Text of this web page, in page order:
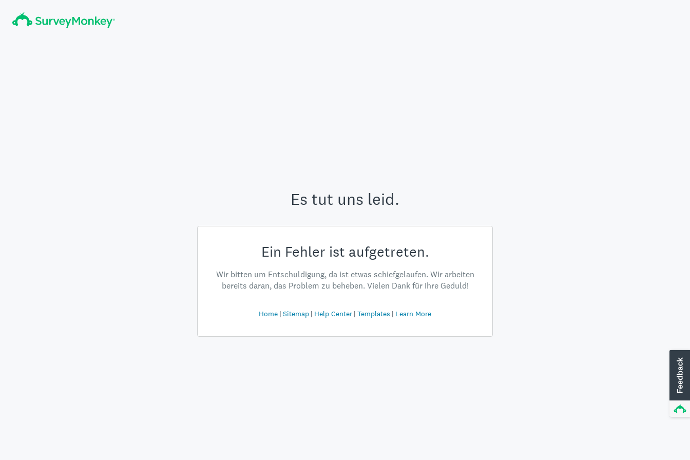
Es tut uns leid.
Ein Fehler ist aufgetreten.
Wir bitten um Entschuldigung, da ist etwas schiefgelaufen. Wir arbeiten
bereits daran, das Problem zu beheben. Vielen Dank für Ihre Geduld!
Home Sitemap Help Center Templates Learn More